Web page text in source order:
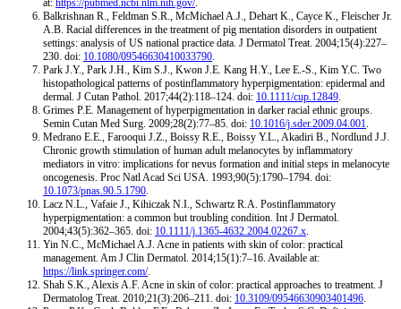
at: https://pubmed.ncbi.nlm.nih.gov/.
Balkrishnan R., Feldman S.R., McMichael A.J., Dehart K., Cayce K., Fleischer Jr.
A.B. Racial differences in the treatment of pig mentation disorders in outpatient
settings: analysis of US national practice data. J Dermatol Treat. 2004;15(4):227–
230. doi: 10.1080/09546630410033790.
Park J.Y., Park J.H., Kim S.J., Kwon J.E. Kang H.Y., Lee E.-S., Kim Y.C. Two
histopathological patterns of postinflammatory hyperpigmentation: epidermal and
dermal. J Cutan Pathol. 2017;44(2):118–124. doi: 10.1111/cup.12849.
Grimes P.E. Management of hyperpigmentation in darker racial ethnic groups.
Semin Cutan Med Surg. 2009;28(2):77–85. doi: 10.1016/j.sder.2009.04.001.
Medrano E.E., Farooqui J.Z., Boissy R.E., Boissy Y.L., Akadiri B., Nordlund J.J.
Chronic growth stimulation of human adult melanocytes by inflammatory
mediators in vitro: implications for nevus formation and initial steps in melanocyte
oncogenesis. Proc Natl Acad Sci USA. 1993;90(5):1790–1794. doi:
10.1073/pnas.90.5.1790.
Lacz N.L., Vafaie J., Kihiczak N.I., Schwartz R.A. Postinflammatory
hyperpigmentation: a common but troubling condition. Int J Dermatol.
2004;43(5):362–365. doi: 10.1111/j.1365-4632.2004.02267.x.
Yin N.C., McMichael A.J. Acne in patients with skin of color: practical
management. Am J Clin Dermatol. 2014;15(1):7–16. Available at:
https://link.springer.com/.
Shah S.K., Alexis A.F. Acne in skin of color: practical approaches to treatment. J
Dermatolog Treat. 2010;21(3):206–211. doi: 10.3109/09546630903401496.